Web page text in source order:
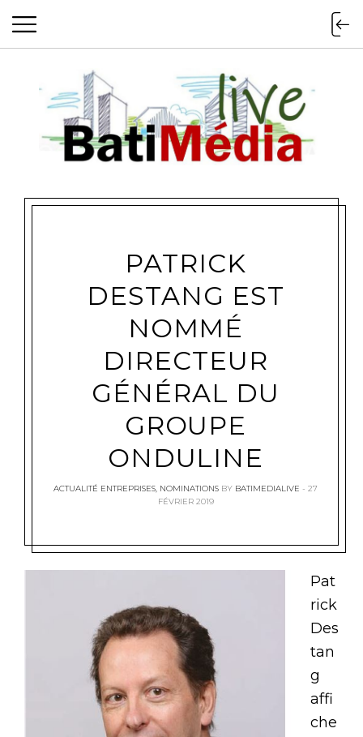
Batimedialive
PATRICK
DESTANG EST
NOMMÉ
DIRECTEUR
GÉNÉRAL DU
GROUPE
ONDULINE
ACTUALITÉ ENTREPRISES, NOMINATIONS BY BATIMEDIALIVE
27
FÉVRIER 2019
Pat
rick
Des
tan
g
affi
che